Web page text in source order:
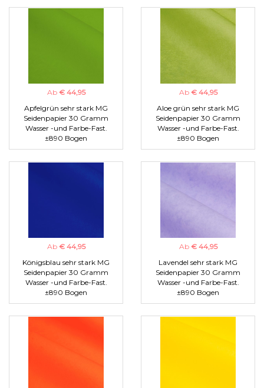
Ab € 44,95
Apfelgrün sehr stark MG
Seidenpapier 30 Gramm
Wasser -und Farbe-Fast.
±890 Bogen
Ab € 44,95
Aloe grün sehr stark MG
Seidenpapier 30 Gramm
Wasser -und Farbe-Fast.
±890 Bogen
Ab € 44,95
Königsblau sehr stark MG
Seidenpapier 30 Gramm
Wasser -und Farbe-Fast.
±890 Bogen
Ab € 44,95
Lavendel sehr stark MG
Seidenpapier 30 Gramm
Wasser -und Farbe-Fast.
±890 Bogen